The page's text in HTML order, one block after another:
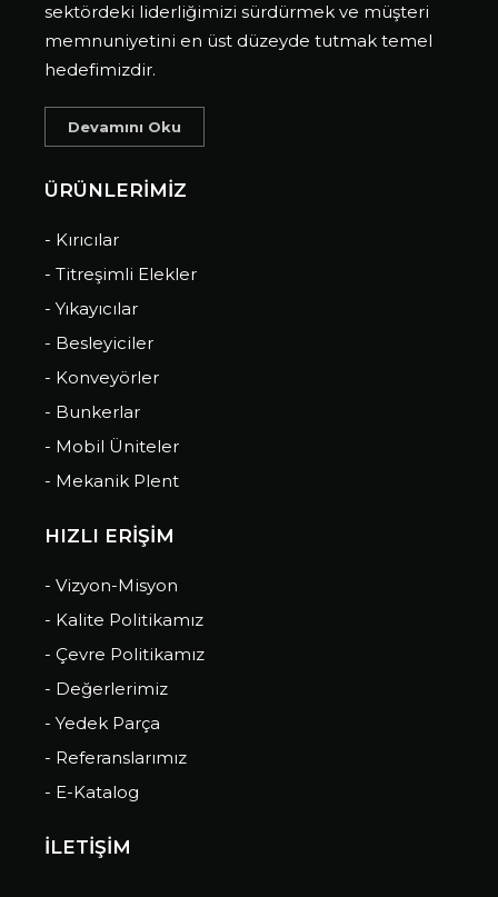
sektördeki liderliğimizi sürdürmek ve müşteri
memnuniyetini en üst düzeyde tutmak temel
hedefimizdir.
Devamını Oku
ÜRÜNLERİMİZ
- Kırıcılar
- Titreşimli Elekler
- Yıkayıcılar
- Besleyiciler
- Konveyörler
- Bunkerlar
- Mobil Üniteler
- Mekanik Plent
HIZLI ERİŞİM
- Vizyon-Misyon
- Kalite Politikamız
- Çevre Politikamız
- Değerlerimiz
- Yedek Parça
- Referanslarımız
- E-Katalog
İLETİŞİM